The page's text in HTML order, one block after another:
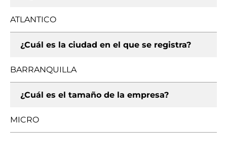
ATLANTICO
¿Cuál es la ciudad en el que se registra?
BARRANQUILLA
¿Cuál es el tamaño de la empresa?
MICRO